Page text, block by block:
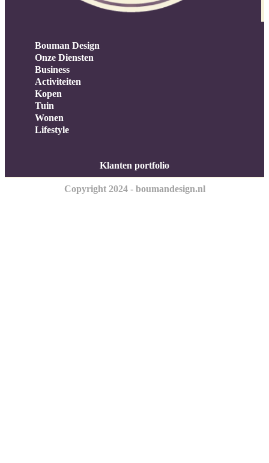
Bouman Design
Onze Diensten
Business
Activiteiten
Kopen
Tuin
Wonen
Lifestyle
Klanten portfolio
Copyright 2024 - boumandesign.nl